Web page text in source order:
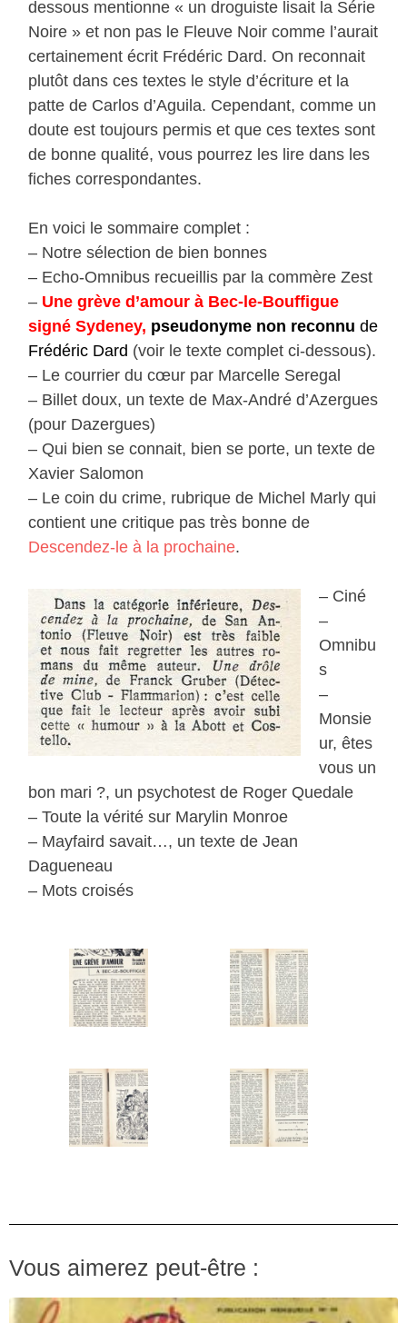
dessous mentionne « un droguiste lisait la Série
Noire » et non pas le Fleuve Noir comme l’aurait
certainement écrit Frédéric Dard. On reconnait
plutôt dans ces textes le style d’écriture et la
patte de Carlos d’Aguila. Cependant, comme un
doute est toujours permis et que ces textes sont
de bonne qualité, vous pourrez les lire dans les
fiches correspondantes.
En voici le sommaire complet :
– Notre sélection de bien bonnes
– Echo-Omnibus recueillis par la commère Zest
– Une grève d’amour à Bec-le-Bouffigue
signé Sydeney, pseudonyme non reconnu de
Frédéric Dard (voir le texte complet ci-dessous).
– Le courrier du cœur par Marcelle Seregal
– Billet doux, un texte de Max-André d’Azergues
(pour Dazergues)
– Qui bien se connait, bien se porte, un texte de
Xavier Salomon
– Le coin du crime, rubrique de Michel Marly qui
contient une critique pas très bonne de
Descendez-le à la prochaine.
– Ciné
–
Omnibu
s
–
Monsie
ur, êtes
vous un
bon mari ?, un psychotest de Roger Quedale
– Toute la vérité sur Marylin Monroe
– Mayfaird savait…, un texte de Jean
Dagueneau
– Mots croisés
Vous aimerez peut-être :